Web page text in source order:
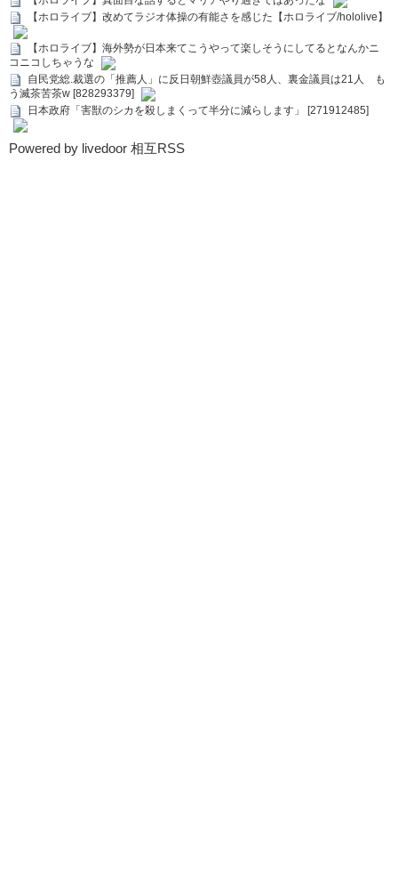
【ホロライブ】改めてラジオ体操の有能さを感じた【ホロライブ/hololive】
【ホロライブ】海外勢が日本来てこうやって楽しそうにしてるとなんかニ
コニコしちゃうな
自民党総.裁選の「推薦人」に反日朝鮮壺議員が58人、裏金議員は21人 も
う滅茶苦茶w [828293379]
日本政府「害獣のシカを殺しまくって半分に減らします」 [271912485]
Powered by livedoor 相互RSS